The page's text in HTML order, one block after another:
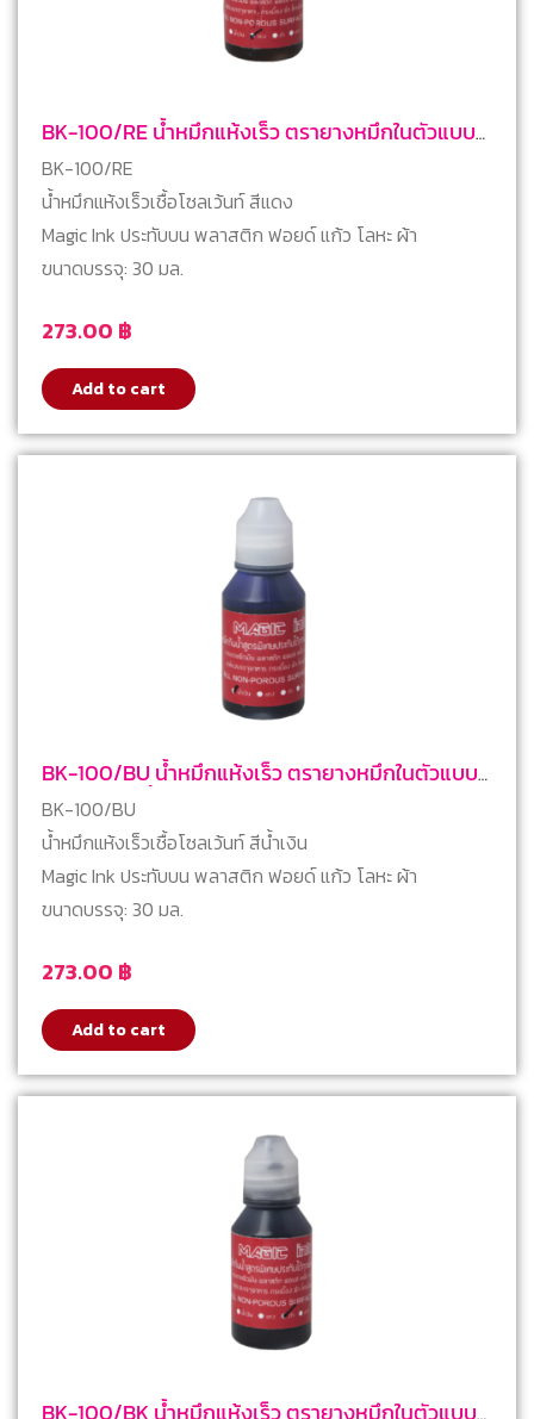
BK-100/RE น้ำหมึกแห้งเร็ว ตรายางหมึกในตัวแบบ
ตลับพลิก สีแดง
273.00 ฿
BK-100/RE
น้ำหมึกแห้งเร็วเชื้อโซลเว้นท์ สีแดง
Magic Ink ประทับบน พลาสติก ฟอยด์ แก้ว โลหะ ผ้า
ขนาดบรรจุ: 30 มล.
Add to cart
BK-100/BU น้ำหมึกแห้งเร็ว ตรายางหมึกในตัวแบบ
ตลับพลิก สีน้ำเงิน
273.00 ฿
BK-100/BU
น้ำหมึกแห้งเร็วเชื้อโซลเว้นท์ สีน้ำเงิน
Magic Ink ประทับบน พลาสติก ฟอยด์ แก้ว โลหะ ผ้า
ขนาดบรรจุ: 30 มล.
Add to cart